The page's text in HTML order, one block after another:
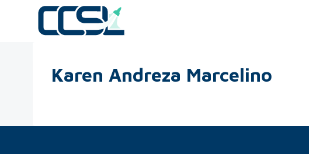
Karen Andreza Marcelino